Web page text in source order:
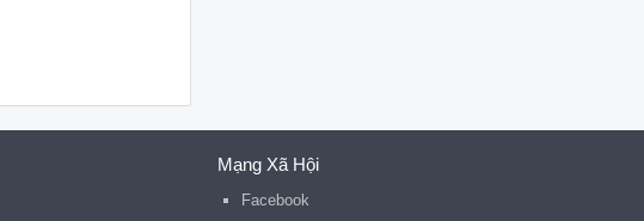
Mạng Xã Hội
Facebook